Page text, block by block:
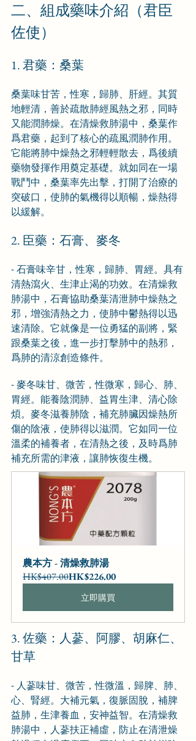
二、組成藥味介紹（君臣
佐使）
1. 君藥：桑葉
桑葉味甘苦，性寒，歸肺、肝經。其質
地輕清，善於疏散肺經風熱之邪，同時
又能潤肺燥。在清燥救肺湯中，桑葉作
爲君藥，起到了核心的疏風潤肺作用。
它能將肺中燥熱之邪輕輕散去，爲後續
藥物發揮作用奠定基礎。就如同在一場
戰鬥中，桑葉率先出擊，打開了治療的
突破口，使肺的氣機得以順暢，燥熱得
以緩解。
2. 臣藥：石膏、麥冬
- 石膏味辛甘，性寒，歸肺、胃經。具有
清熱瀉火、生津止渴的功效。在清燥救
肺湯中，石膏協助桑葉清泄肺中燥熱之
邪，增強清熱之力，使肺中鬱熱得以迅
速清除。它就像是一位勇猛的副將，緊
跟桑葉之後，進一步打擊肺中的熱邪，
爲肺的清涼創造條件。
- 麥冬味甘、微苦，性微寒，歸心、肺、
胃經。能養陰潤肺、益胃生津、清心除
煩。麥冬滋養肺陰，補充肺臟因燥熱所
傷的陰液，使肺得以滋潤。它如同一位
溫柔的補養者，在清熱之後，及時爲肺
補充所需的津液，讓肺恢復生機。
農本方 - 清燥救肺湯
HK$407.00HK$226.00
立即購買
3. 佐藥：人蔘、阿膠、胡麻仁、
甘草
- 人蔘味甘、微苦，性微溫，歸脾、肺、
心、腎經。大補元氣，復脈固脫，補脾
益肺，生津養血，安神益智。在清燥救
肺湯中，人蔘扶正補虛，防止在清泄燥